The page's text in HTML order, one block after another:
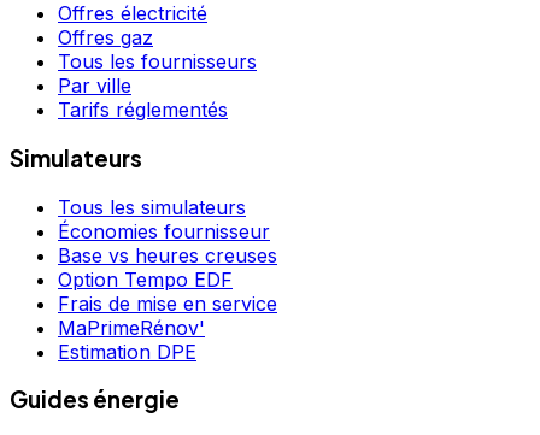
Offres électricité
Offres gaz
Tous les fournisseurs
Par ville
Tarifs réglementés
Simulateurs
Tous les simulateurs
Économies fournisseur
Base vs heures creuses
Option Tempo EDF
Frais de mise en service
MaPrimeRénov'
Estimation DPE
Guides énergie